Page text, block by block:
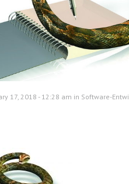
17, 2018 - 12:28 am in Software-